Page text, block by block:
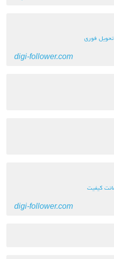
digi-follower.com
digi-follower.com